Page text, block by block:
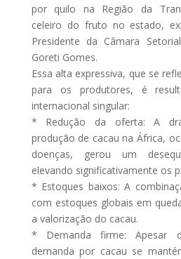
por quilo na Região da
celeiro do fruto no estado,
Presidente da Câmara
Goreti Gomes.
Essa alta expressiva, que se
para os produtores, é
internacional singular:
* Redução da oferta: A
produção de cacau na África,
doenças, gerou um
elevando significativamente os
* Estoques baixos: A
com estoques globais em
a valorização do cacau.
* Demanda firme: Apesar
demanda por cacau se